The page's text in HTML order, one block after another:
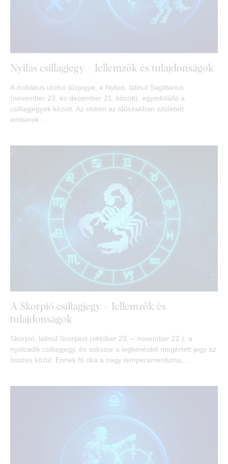
Nyilas csillagjegy – Jellemzők és tulajdonságok
A zodiákus utolsó tűzjegye, a Nyilas, latinul Sagittarius
(november 23. és december 21. között), egyedülálló a
csillagjegyek között. Az ebben az időszakban született
emberek...
A Skorpió csillagjegy – Jellemzők és
tulajdonságok
Skorpió, latinul Scorpius (október 23. – november 22.), a
nyolcadik csillagjegy, és sokszor a legkevésbé megértett jegy az
összes közül. Ennek fő oka a nagy temperamentuma,...